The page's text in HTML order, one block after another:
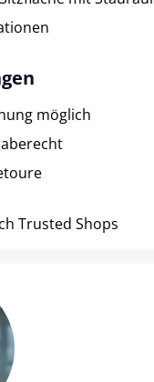
möglich
Trusted Shops